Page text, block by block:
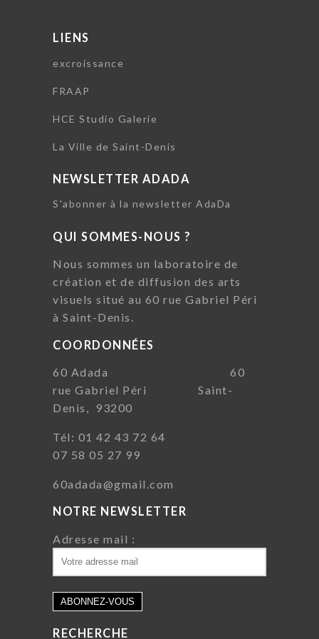
LIENS
excroissance
FRAAP
HCE Studio Galerie
La Ville de Saint-Denis
NEWSLETTER ADADA
S'abonner à la newsletter AdaDa
QUI SOMMES-NOUS ?
Nous sommes un laboratoire de
création et de diffusion des arts
visuels situé au 60 rue Gabriel Péri
à Saint-Denis.
COORDONNÉES
60 Adada 60
rue Gabriel Péri Saint-
Denis, 93200
Tél: 01 42 43 72 64
07 58 05 27 99
60adada@gmail.com
NOTRE NEWSLETTER
Adresse mail :
RECHERCHE